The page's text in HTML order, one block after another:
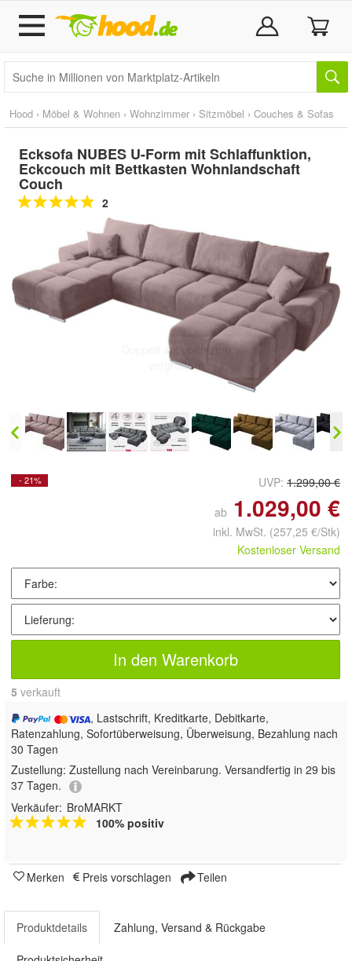
Hood › Möbel & Wohnen › Wohnzimmer › Sitzmöbel › Couches & Sofas
Ecksofa NUBES U-Form mit Schlaffunktion,
Eckcouch mit Bettkasten Wohnlandschaft
Couch
2
Doppelt antippen zum
vergrößern
- 21% UVP: 1.299,00 €
ab 1.029,00 €
inkl. MwSt. (257,25 €/Stk)
Kostenloser Versand
In den Warenkorb
5 verkauft
, Lastschrift, Kreditkarte, Debitkarte,
Ratenzahlung, Sofortüberweisung, Überweisung, Bezahlung nach
30 Tagen
Zustellung: Zustellung nach Vereinbarung. Versandfertig in 29 bis
37 Tagen.
Verkäufer: BroMARKT
100% positiv
Merken Preis vorschlagen Teilen
Produktdetails Zahlung, Versand & Rückgabe